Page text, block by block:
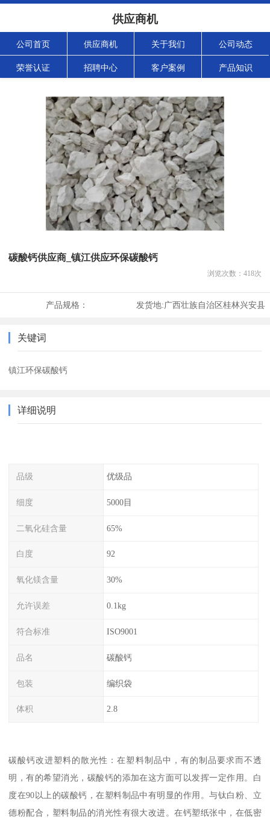
供应商机
公司首页 供应商机 关于我们 公司动态
荣誉认证 招聘中心 客户案例 产品知识
碳酸钙供应商_镇江供应环保碳酸钙
浏览次数： 418次
产品规格： 发货地:广西壮族自治区桂林兴安县
关键词
镇江环保碳酸钙
详细说明
品级 优级品
细度 5000目
二氧化硅含量 65%
白度 92
氧化镁含量 30%
允许误差 0.1kg
符合标准 ISO9001
品名 碳酸钙
包装 编织袋
体积 2.8
碳酸钙改进塑料的散光性：在塑料制品中，有的制品要求而不透
明，有的希望消光，碳酸钙的添加在这方面可以发挥一定作用。白
度在90以上的碳酸钙，在塑料制品中有明显的作用。与钛白粉、立
德粉配合，塑料制品的消光性有很大改进。在钙塑纸张中，在低密